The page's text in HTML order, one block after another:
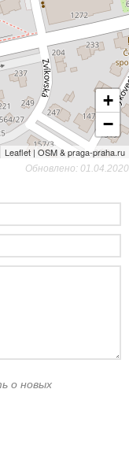
+
−
Leaflet | OSM & praga-praha.ru
Обновлено: 01.04.2020
о новых